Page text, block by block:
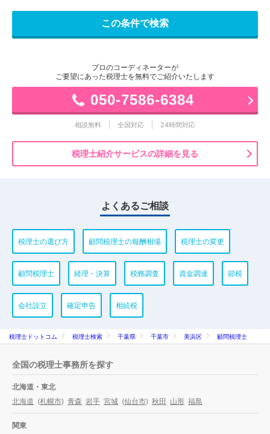
プロのコーディネーターが
ご要望にあった税理士を無料でご紹介いたします
050-7586-6384
相談無料 全国対応 24時間対応
税理士紹介サービスの詳細を見る
よくあるご相談
税理士の選び方 顧問税理士の報酬相場 税理士の変更
顧問税理士 経理・決算 税務調査 資金調達 節税
会社設立 確定申告 相続税
税理士ドットコム 税理士検索 千葉県 千葉市 美浜区 顧問税理士
全国の税理士事務所を探す
北海道・東北
北海道 (札幌市) 青森 岩手 宮城 (仙台市) 秋田 山形 福島
関東